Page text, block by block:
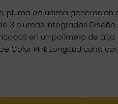
pluma de ultima generacion
3 plumas integradas Diseño
en un polímero de alta
Color Pink Longitud caña